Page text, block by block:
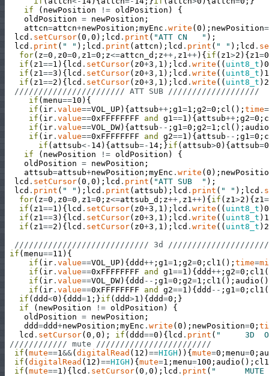
if
( newPosition != oldPosition )
{
oldPosition = newPosition ;
attcn=attcn+newPosition ; myEnc . write (0 ) ; newPosition=
lcd . setCursor(0 , 0 ) ; lcd . print ( "ATT CN   " ) ;
lcd . print ( " " ) ; lcd . print ( attcn ) ; lcd . print ( " " ) ; lcd .
for( z=0 , z0=0 , z1 =0 ; z<=attcn_d ; z++ , z1 ++) {if ( z1 >2 ) {z1 =0
if ( z1 ==1 ) {lcd . setCursor( z0+3 , 1 ) ; lcd . write ( ( uint8_t ) 0
if ( z1 ==3 ) {lcd . setCursor( z0+3 , 1 ) ; lcd . write ( ( uint8_t ) 1
if ( z1 ==2 ) {lcd . setCursor( z0+3 , 1 ) ; lcd . write ( ( uint8_t ) 2
/////////////////////// ATT SUB ///////////////////
if (menu==10 ) {
if ( ir . value==VOL_UP) {attsub++ ; g1 =1 ; g2=0 ; cl ( ) ; time=
if ( ir . value==0xFFFFFFFF and g1 ==1 ) {attsub++ ; g2=0 ;
if ( ir . value==VOL_DW) {attsub -- ; g1 =0 ; g2=1 ; cl ( ) ; audio
if ( ir . value==0xFFFFFFFF and g2==1 ) {attsub -- ; g1 =0 ;
if ( attsub<- 14) {attsub=- 14 ; }if ( attsub>0 ) {attsub=0
if
( newPosition != oldPosition )
{
oldPosition = newPosition ;
attsub=attsub+newPosition ; myEnc . write (0 ) ;
lcd . setCursor(0 , 0 ) ; lcd . print ( "ATT SUB  " ) ;
lcd . print ( " " ) ; lcd . print ( attsub ) ; lcd . print ( " " ) ; lcd .
for( z=0 , z0=0 , z1 =0 ; z<=attsub_d ; z++ , z1 ++) {if ( z1 >2 ) {z1 =
if ( z1 ==1 ) {lcd . setCursor( z0+3 , 1 ) ; lcd . write ( ( uint8_t ) 0
if ( z1 ==3 ) {lcd . setCursor( z0+3 , 1 ) ; lcd . write ( ( uint8_t ) 1
if ( z1 ==2 ) {lcd . setCursor( z0+3 , 1 ) ; lcd . write ( ( uint8_t ) 2
//////////////////////////// 3d
if (menu==11 ) {
if ( ir . value==VOL_UP) {ddd++ ; g1 =1 ; g2=0 ; cl1 ( ) ; time=
if ( ir . value==0xFFFFFFFF and g1 ==1 ) {ddd++ ; g2=0 ; cl1 (
if ( ir . value==VOL_DW) {ddd -- ; g1 =0 ; g2=1 ; cl1 ( ) ; audio ( )
if ( ir . value==0xFFFFFFFF and g2==1 ) {ddd -- ; g1 =0 ; cl1 (
if (ddd<0 ) {ddd=1 ; }if (ddd>1 ) {ddd=0 ; }
if
( newPosition != oldPosition )
{
oldPosition = newPosition ;
ddd=ddd+newPosition ; myEnc . write (0 ) ; newPosition=0 ;
lcd . setCursor(0 , 0 ) ; if (ddd==0 ) {lcd . print ( "     3D
//////////// mute ////////////////////////
if (mute==1 &&(digitalRead ( 12 ) ==HIGH ) ) {mute=0 ; menu=0 ;
if (digitalRead ( 12 ) ==HIGH ) {mute=1 ; menu=100 ; audio ( ) ; cl1
if (mute==1 ) {lcd . setCursor(0 , 0 ) ; lcd . print ( "